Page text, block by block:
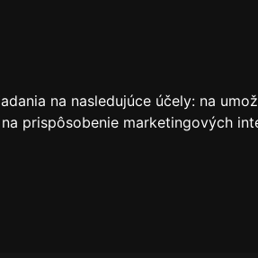
na nasledujúce účely: na
prispôsobenie marketingových